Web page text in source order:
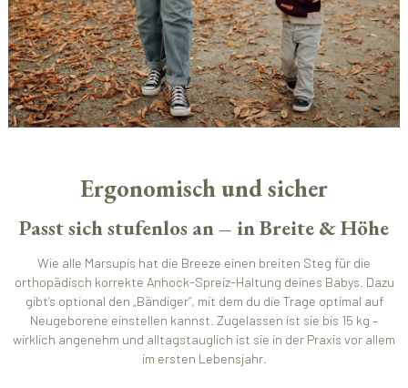
Ergonomisch und sicher
Passt sich stufenlos an – in Breite & Höhe
Wie alle Marsupis hat die Breeze einen breiten Steg für die
orthopädisch korrekte Anhock-Spreiz-Haltung deines Babys. Dazu
gibt’s optional den „Bändiger“, mit dem du die Trage optimal auf
Neugeborene einstellen kannst. Zugelassen ist sie bis 15 kg –
wirklich angenehm und alltagstauglich ist sie in der Praxis vor allem
im ersten Lebensjahr.